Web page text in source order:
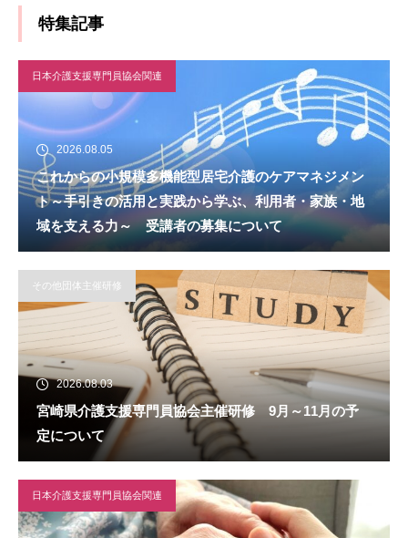
特集記事
日本介護支援専門員協会関連
2026.08.05
これからの小規模多機能型居宅介護のケアマネジメン
ト～手引きの活用と実践から学ぶ、利用者・家族・地
域を支える力～ 受講者の募集について
その他団体主催研修
2026.08.03
宮崎県介護支援専門員協会主催研修 9月～11月の予
定について
日本介護支援専門員協会関連